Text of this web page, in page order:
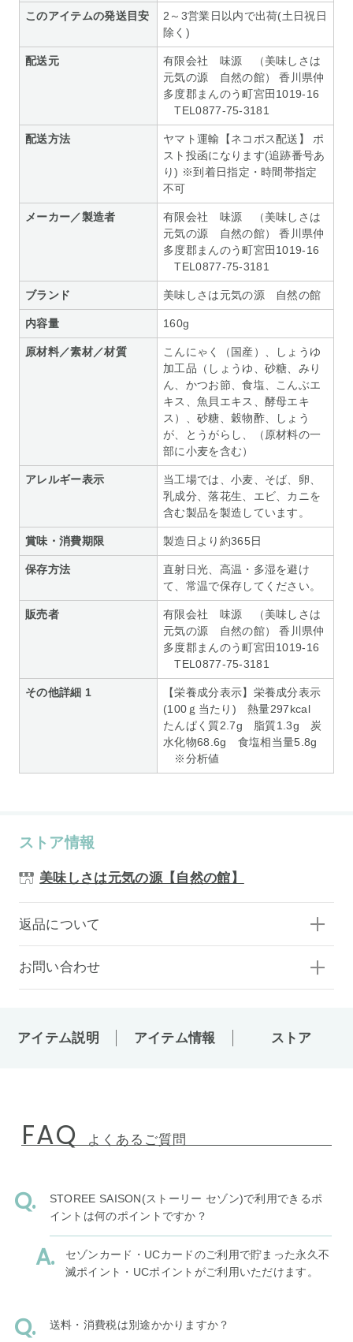
このアイテムの発送目安
2～3営業日以内で出荷(土日祝日
除く)
配送元
有限会社 味源 （美味しさは
元気の源 自然の館） 香川県仲
多度郡まんのう町宮田1019-16
TEL0877-75-3181
配送方法
ヤマト運輸【ネコポス配送】 ポ
スト投函になります(追跡番号あ
り) ※到着日指定・時間帯指定
不可
メーカー／製造者
有限会社 味源 （美味しさは
元気の源 自然の館） 香川県仲
多度郡まんのう町宮田1019-16
TEL0877-75-3181
ブランド 美味しさは元気の源 自然の館
内容量 160g
原材料／素材／材質
こんにゃく（国産）、しょうゆ
加工品（しょうゆ、砂糖、みり
ん、かつお節、食塩、こんぶエ
キス、魚貝エキス、酵母エキ
ス）、砂糖、穀物酢、しょう
が、とうがらし、（原材料の一
部に小麦を含む）
アレルギー表示
当工場では、小麦、そば、卵、
乳成分、落花生、エビ、カニを
含む製品を製造しています。
賞味・消費期限 製造日より約365日
保存方法
直射日光、高温・多湿を避け
て、常温で保存してください。
販売者
有限会社 味源 （美味しさは
元気の源 自然の館） 香川県仲
多度郡まんのう町宮田1019-16
TEL0877-75-3181
その他詳細 1
【栄養成分表示】栄養成分表示
(100ｇ当たり) 熱量297kcal
たんぱく質2.7g 脂質1.3g 炭
水化物68.6g 食塩相当量5.8g
※分析値
ストア情報
美味しさは元気の源【自然の館】
返品について
お問い合わせ
アイテム説明 アイテム情報 ストア
FAQ よくあるご質問
STOREE SAISON(ストーリー セゾン)で利用できるポ
イントは何のポイントですか？
セゾンカード・UCカードのご利用で貯まった永久不
滅ポイント・UCポイントがご利用いただけます。
送料・消費税は別途かかりますか？